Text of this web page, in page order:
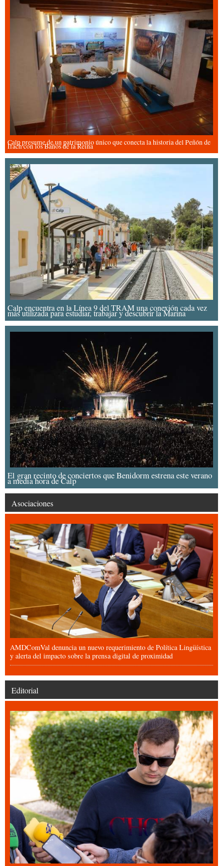
Calp presume de un patrimonio único que conecta la historia del Peñón de
Ifach con los Baños de la Reina
Calp encuentra en la Línea 9 del TRAM una conexión cada vez
más utilizada para estudiar, trabajar y descubrir la Marina
El gran recinto de conciertos que Benidorm estrena este verano
a media hora de Calp
Asociaciones
AMDComVal denuncia un nuevo requerimiento de Política Lingüística
y alerta del impacto sobre la prensa digital de proximidad
Editorial